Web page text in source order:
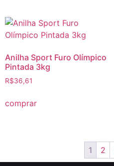
Anilha Sport Furo Olímpico
Pintada 3kg
R$36,61
comprar
1 2